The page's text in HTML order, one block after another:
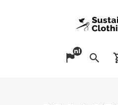
Taal
nl